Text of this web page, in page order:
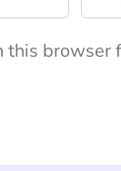
browser